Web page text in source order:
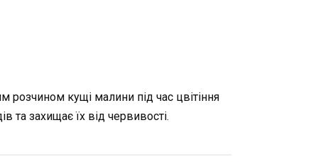
розчином кущі малини під час цвітіння
та захищає їх від червивості.